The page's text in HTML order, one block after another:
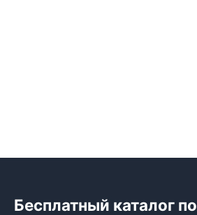
Бесплатный каталог по